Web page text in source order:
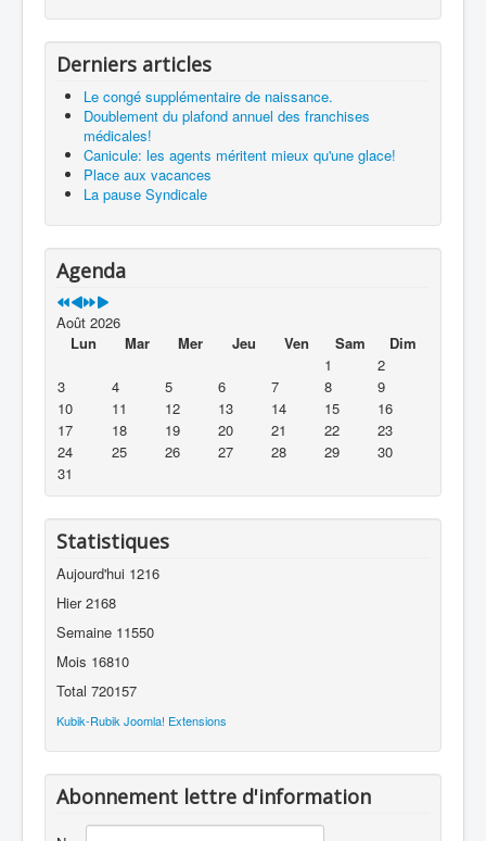
Derniers articles
Le congé supplémentaire de naissance.
Doublement du plafond annuel des franchises
médicales!
Canicule: les agents méritent mieux qu'une glace!
Place aux vacances
La pause Syndicale
Agenda
Août 2026
Lun
Mar Mer Jeu Ven Sam
Dim
1
2
3
4 5 6 7 8
9
10
11 12 13 14 15
16
17
18 19 20 21 22
23
24
25 26 27 28 29
30
31
Statistiques
Aujourd'hui 1216
Hier2168
Semaine 11550
Mois 16810
Total 720157
Kubik-Rubik Joomla! Extensions
Abonnement lettre d'information